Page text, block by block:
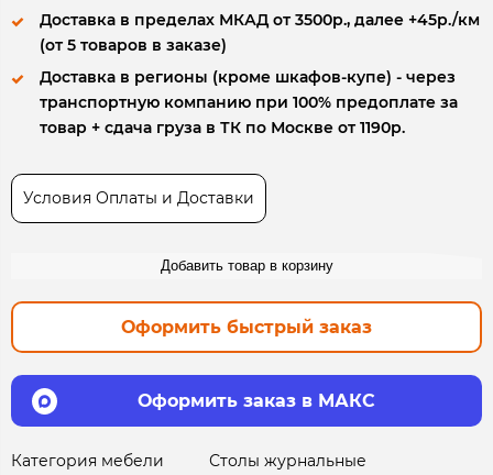
Доставка в пределах МКАД от 3500р., далее +45р./км
(от 5 товаров в заказе)
Доставка в регионы (кроме шкафов-купе) - через
транспортную компанию при 100% предоплате за
товар + сдача груза в ТК по Москве от 1190р.
Условия Оплаты и Доставки
Добавить товар в корзину
Оформить быстрый заказ
Оформить заказ в МАКС
Категория мебели
Столы журнальные